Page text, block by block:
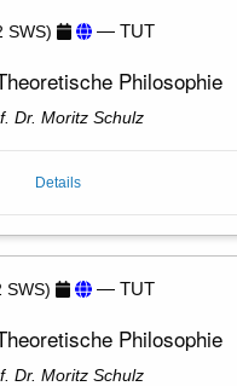
SWS) — TUT
Philosophie
Dr. Moritz Schulz
Details
SWS) — TUT
Philosophie
Dr. Moritz Schulz